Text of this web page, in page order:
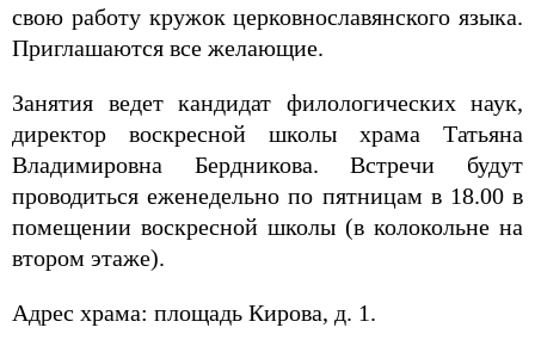
свою работу кружок церковнославянского языка.
Приглашаются все желающие.
Занятия ведет кандидат филологических наук,
директор воскресной школы храма Татьяна
Владимировна Бердникова. Встречи будут
проводиться еженедельно по пятницам в 18.00 в
помещении воскресной школы (в колокольне на
втором этаже).
Адрес храма: площадь Кирова, д. 1.